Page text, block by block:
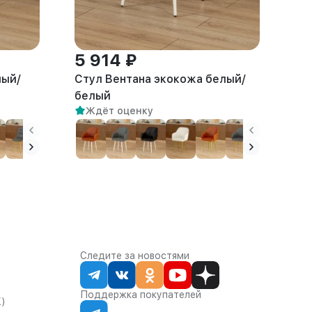
5 914 ₽
Стул Вентана экокожа белый/
белый
Ждёт оценку
Следите за новостями
Поддержка покупателей